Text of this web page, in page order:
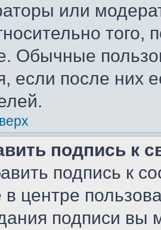
или
Обычные
если после них
подпись к
подпись к
в центре
подписи вы